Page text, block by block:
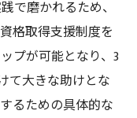
求人情報と選び
の求人検索法
情報の見極め方
で磨かれるため、
格取得支援制度を
プが可能となり、3
て大きな助けとな
るための具体的な